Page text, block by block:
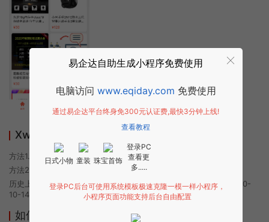
XwStore小程序使用方法
方法1. 使用微信扫描本页面上方二维码进入XwStore的小程序
方法2. 在微信中搜索“XwStore”即可进入小程序
历史上的今时小程序由XwStore团队开发，易企达小程序商店于2020-
10-14 17:34发布
如何开发类似XwStore的小程序
易企达自助生成小程序免费使用
电脑访问 www.eqiday.com 免费使用
通过易企达平台终身免300元认证费,最快3分钟上线!
查看教程
日式小物 童装 珠宝首饰
登录PC
查看更
多.....
登录PC后台可使用系统模板极速克隆一模一样小程序，
小程序页面功能支持后台自由配置